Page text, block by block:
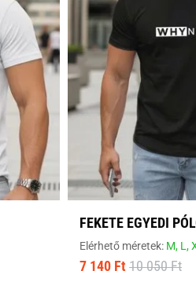
FEKETE EGYEDI
Elérhető méretek: M, L,
7 140 Ft 10 050 Ft